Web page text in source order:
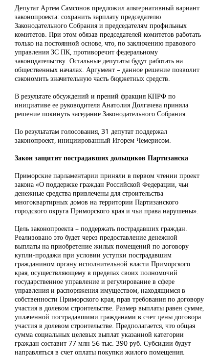
Депутат Артем Самсонов предложил альтернативный вариант
законопроекта: сохранить зарплату председателю
Законодательного Собрания и председателям профильных
комитетов. При этом обязав председателей комитетов работать
только на постоянной основе, что, по заключению правового
управления ЗС ПК, противоречит федеральному
законодательству. Остальные депутаты будут работать на
общественных началах. Аргумент – данное решение позволит
сэкономить значительную часть бюджетных средств.
В результате обсуждений и прений фракция КПРФ по
инициативе ее руководителя Анатолия Долгачева приняла
решение покинуть заседание Законодательного Собрания.
По результатам голосования, 31 депутат поддержал
законопроект, инициированный Игорем Чемерисом.
Закон защитит пострадавших дольщиков Партизанска
Приморские парламентарии приняли в первом чтении проект
закона «О поддержке граждан Российской Федерации, чьи
денежные средства привлечены для строительства
многоквартирных домов на территории Партизанского
городского округа Приморского края и чьи права нарушены».
Цель законопроекта – поддержать пострадавших граждан.
Реализовано это будет через предоставление денежной
выплаты на приобретение жилых помещений по договору
купли-продажи при условии уступки пострадавшим
гражданином органу исполнительной власти Приморского
края, осуществляющему в пределах своих полномочий
государственное управление и регулирование в сфере
управления и распоряжения имуществом, находящимся в
собственности Приморского края, прав требования по договору
участия в долевом строительстве. Размер выплаты равен сумме,
уплаченной пострадавшими гражданами в счет цены договора
участия в долевом строительстве. Предполагается, что общая
сумма социальных целевых выплат указанной категории
граждан составит 77 млн 56 тыс. 390 руб. Субсидии будут
направляться в счет оплаты покупки жилого помещения.